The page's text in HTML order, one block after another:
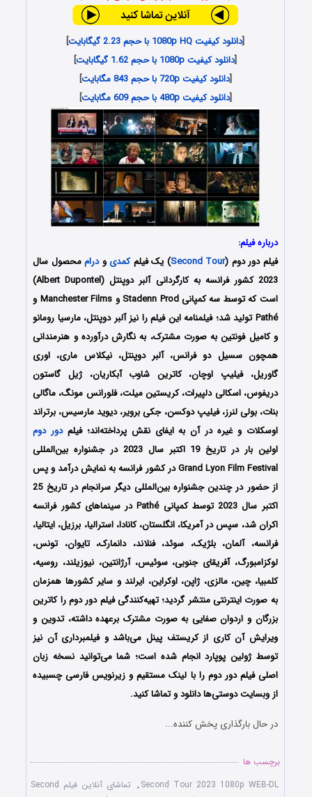
[دانلود کیفیت 1080p HQ با حجم 2.23 گیگابایت
]
[دانلود کیفیت 1080p با حجم 1.62 گیگابایت
]
[دانلود کیفیت 720p با حجم 843 مگابایت
]
[دانلود کیفیت 480p با حجم 609 مگابایت ]
درباره فیلم:
فیلم دور دوم (Second Tour) یک فیلمکمدی ودراممحصول سال
2023 کشور فرانسه به کارگردانی آلبر دوپنتل (Albert Dupontel)
است که توسط سه کمپانی‌ Stadenn Prod و Manchester Films و
Pathé تولید شد؛ فیلمنامه این فیلم را نیز آلبر دوپنتل، مارسیا رومانو
و کامیل فونتین به صورت مشترک، به نگارش درآورده و هنرمندانی
همچون سسیل دو فرانس، آلبر دوپنتل، نیکلاس ماری، اوری
گاوریل، فیلیپ اوچان، کاترین شاوب آبکاریان، ژیل گاستون
دریفوس، اسکالی دلپیرات، کریستین میلت، فلورانس مونگ، ماگالی
بنات، بولی لنرز، فیلیپ دوکسن، جکی برویر، دیوید مارسیس، برتراند
اوسکلات و غیره در آن به ایفای نقش پرداخته‌اند؛ فیلمدور دوم
اولین بار در تاریخ 19 اکتبر سال 2023 در جشنواره بین‌المللی
Grand Lyon Film Festival در کشور فرانسه به نمایش درآمد و پس
از حضور در چندین جشنواره بین‌المللی دیگر سرانجام در تاریخ 25
اکتبر سال 2023 توسط کمپانی‌ Pathé در سینماهای کشور فرانسه
اکران شد، سپس در آمریکا، انگلستان، کانادا، استرالیا، برزیل، ایتالیا،
فرانسه، آلمان، بلژیک، سوئد، فنلاند، دانمارک، تایوان، تونس،
لوکزامبورگ، آفریقای جنوبی، سوئیس، آرژانتین، نیوزیلند، روسیه،
کلمبیا، چین، مالزی، ژاپن، اوکراین، ایرلند و سایر کشورها همزمان
به صورت اینترنتی منتشر گردید؛ تهیه‌کنندگی فیلم دور دوم را کاترین
بزرگان و اردوان صفایی به صورت مشترک برعهده داشته، تدوین و
ویرایش آن کاری از کریستف پینل می‌باشد و فیلمبرداری آن نیز
توسط ژولین پوپارد انجام شده است؛ شما می‌توانید نسخه زبان
اصلی فیلم دور دوم را با ‌لینک مستقیم و زیرنویس فارسی چسبیده
از وبسایت دوستی‌ها دانلود و تماشا کنید.
در حال بارگذاری پخش کننده...
برچسب ها
Second Tour 2023 1080p WEB-DL
,
تماشای آنلاین فیلم Second